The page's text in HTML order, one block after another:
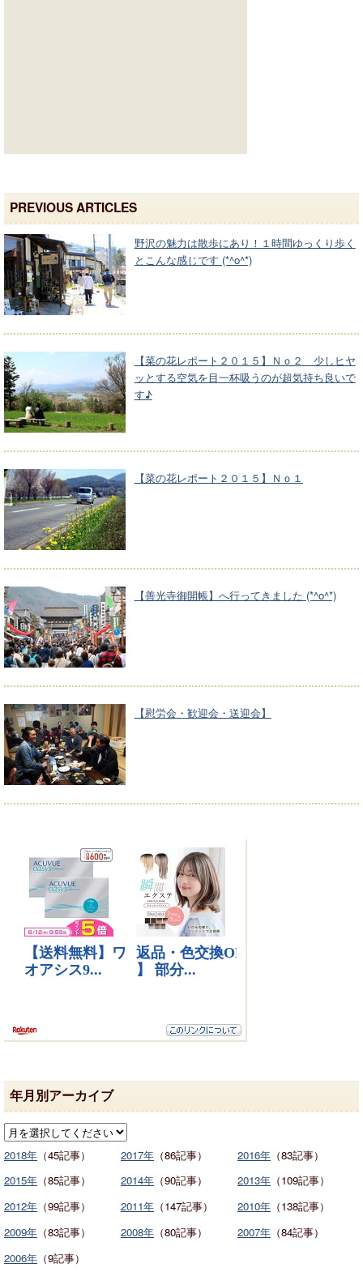
PREVIOUS ARTICLES
野沢の魅力は散歩にあり！１時間ゆっくり歩く
とこんな感じです (*^o^*)
【菜の花レポート２０１５】Ｎｏ２ 少しヒヤ
ッとする空気を目一杯吸うのが超気持ち良いで
す♪
【菜の花レポート２０１５】Ｎｏ１
【善光寺御開帳】へ行ってきました (*^o^*)
【慰労会・歓迎会・送迎会】
年月別アーカイブ
2018年 （45記事） 2017年 （86記事） 2016年 （83記事）
2015年 （85記事） 2014年 （90記事） 2013年 （109記事）
2012年 （99記事） 2011年 （147記事） 2010年 （138記事）
2009年 （83記事） 2008年 （80記事） 2007年 （84記事）
2006年 （9記事）